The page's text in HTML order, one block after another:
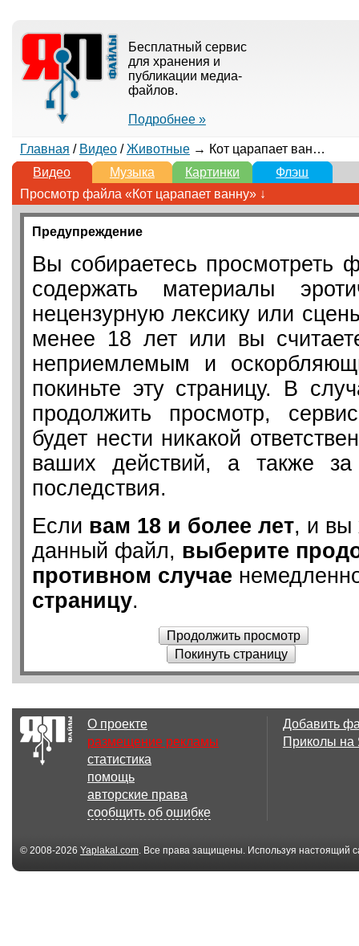
Бесплатный сервис
для хранения и
публикации медиа-
файлов.
Подробнее »
Главная / Видео/Животные→ Кот царапает ванну
Видео
Музыка Картинки
Флэш
Просмотр файла «Кот царапает ванну» ↓
Предупреждение
Вы собираетесь просмотреть
содержать материалы
нецензурную лексику или
менее 18 лет или вы
неприемлемым и
покиньте эту страницу. В
продолжить просмотр,
будет нести никакой
ваших действий, а также
последствия.
Если вам 18 и более лет, и вы
данный файл, выберите
противном случае
страницу.
Продолжить просмотр
Покинуть страницу
О проекте
размещение рекламы
статистика
помощь
авторские права
сообщить об ошибке
Добавить
Приколы
© 2008-2026 Yaplakal.com. Все права защищены. Используя настоящий